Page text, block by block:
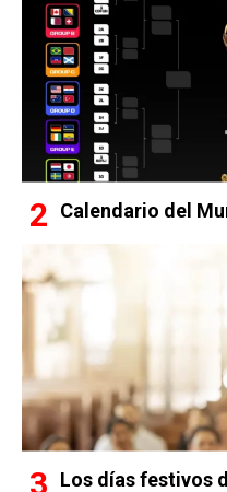
Calendario del
Los días festivos